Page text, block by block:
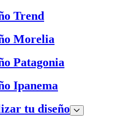
Trend
Morelia
Patagonia
Ipanema
tu diseño